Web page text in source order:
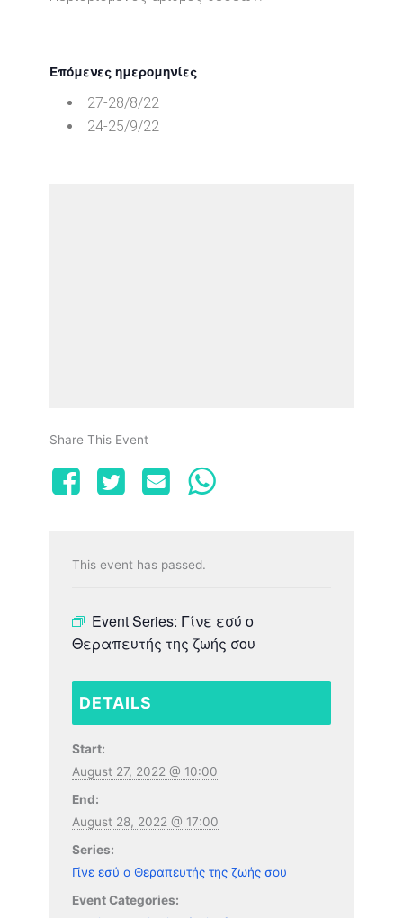
Επόμενες ημερομηνίες
27-28/8/22
24-25/9/22
Share This Event
This event has passed.
Event Series: Γίνε εσύ ο
Θεραπευτής της ζωής σου
DETAILS
Start:
August 27, 2022 @ 10:00
End:
August 28, 2022 @ 17:00
Series:
Γίνε εσύ ο Θεραπευτής της ζωής σου
Event Categories: